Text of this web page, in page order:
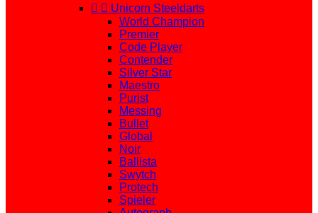
  Unicorn Steeldarts
World Champion
Premier
Code Player
Contender
Silver Star
Maestro
Purist
Messing
Bullet
Global
Noir
Ballista
Swytch
Protech
Spieler